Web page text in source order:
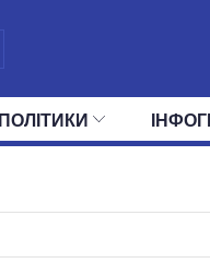
ПОЛIТИКИ